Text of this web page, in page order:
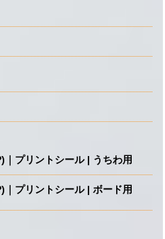
｜プリントシール | うちわ用
｜プリントシール | ボード用